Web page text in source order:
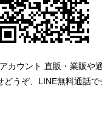
カウント 直販・業販や
どうぞ、LINE無料通話